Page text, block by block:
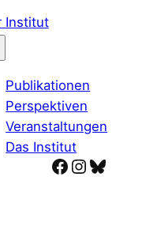
Publikationen
Perspektiven
Veranstaltungen
Das Institut
Facebook